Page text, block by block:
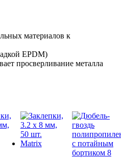
материалов к
EPDM)
просверливание металла